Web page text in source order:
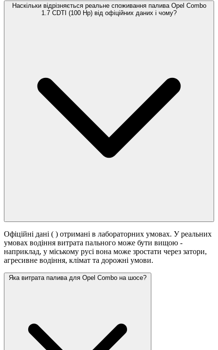
Наскільки відрізняється реальне споживання палива Opel Combo
1.7 CDTI (100 Hp) від офіційних даних і чому?
Офіційні дані ( ) отримані в лабораторних умовах. У реальних
умовах водіння витрата пального може бути вищою -
наприклад, у міському русі вона може зростати через затори,
агресивне водіння, клімат та дорожні умови.
Яка витрата палива для Opel Combo на шосе?